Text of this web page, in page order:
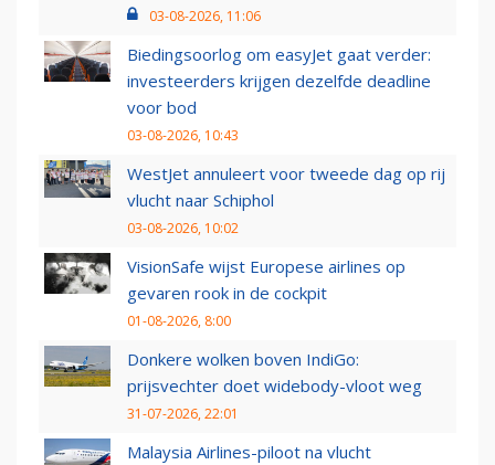
03-08-2026, 11:06
Biedingsoorlog om easyJet gaat verder:
investeerders krijgen dezelfde deadline
voor bod
03-08-2026, 10:43
WestJet annuleert voor tweede dag op rij
vlucht naar Schiphol
03-08-2026, 10:02
VisionSafe wijst Europese airlines op
gevaren rook in de cockpit
01-08-2026, 8:00
Donkere wolken boven IndiGo:
prijsvechter doet widebody-vloot weg
31-07-2026, 22:01
Malaysia Airlines-piloot na vlucht